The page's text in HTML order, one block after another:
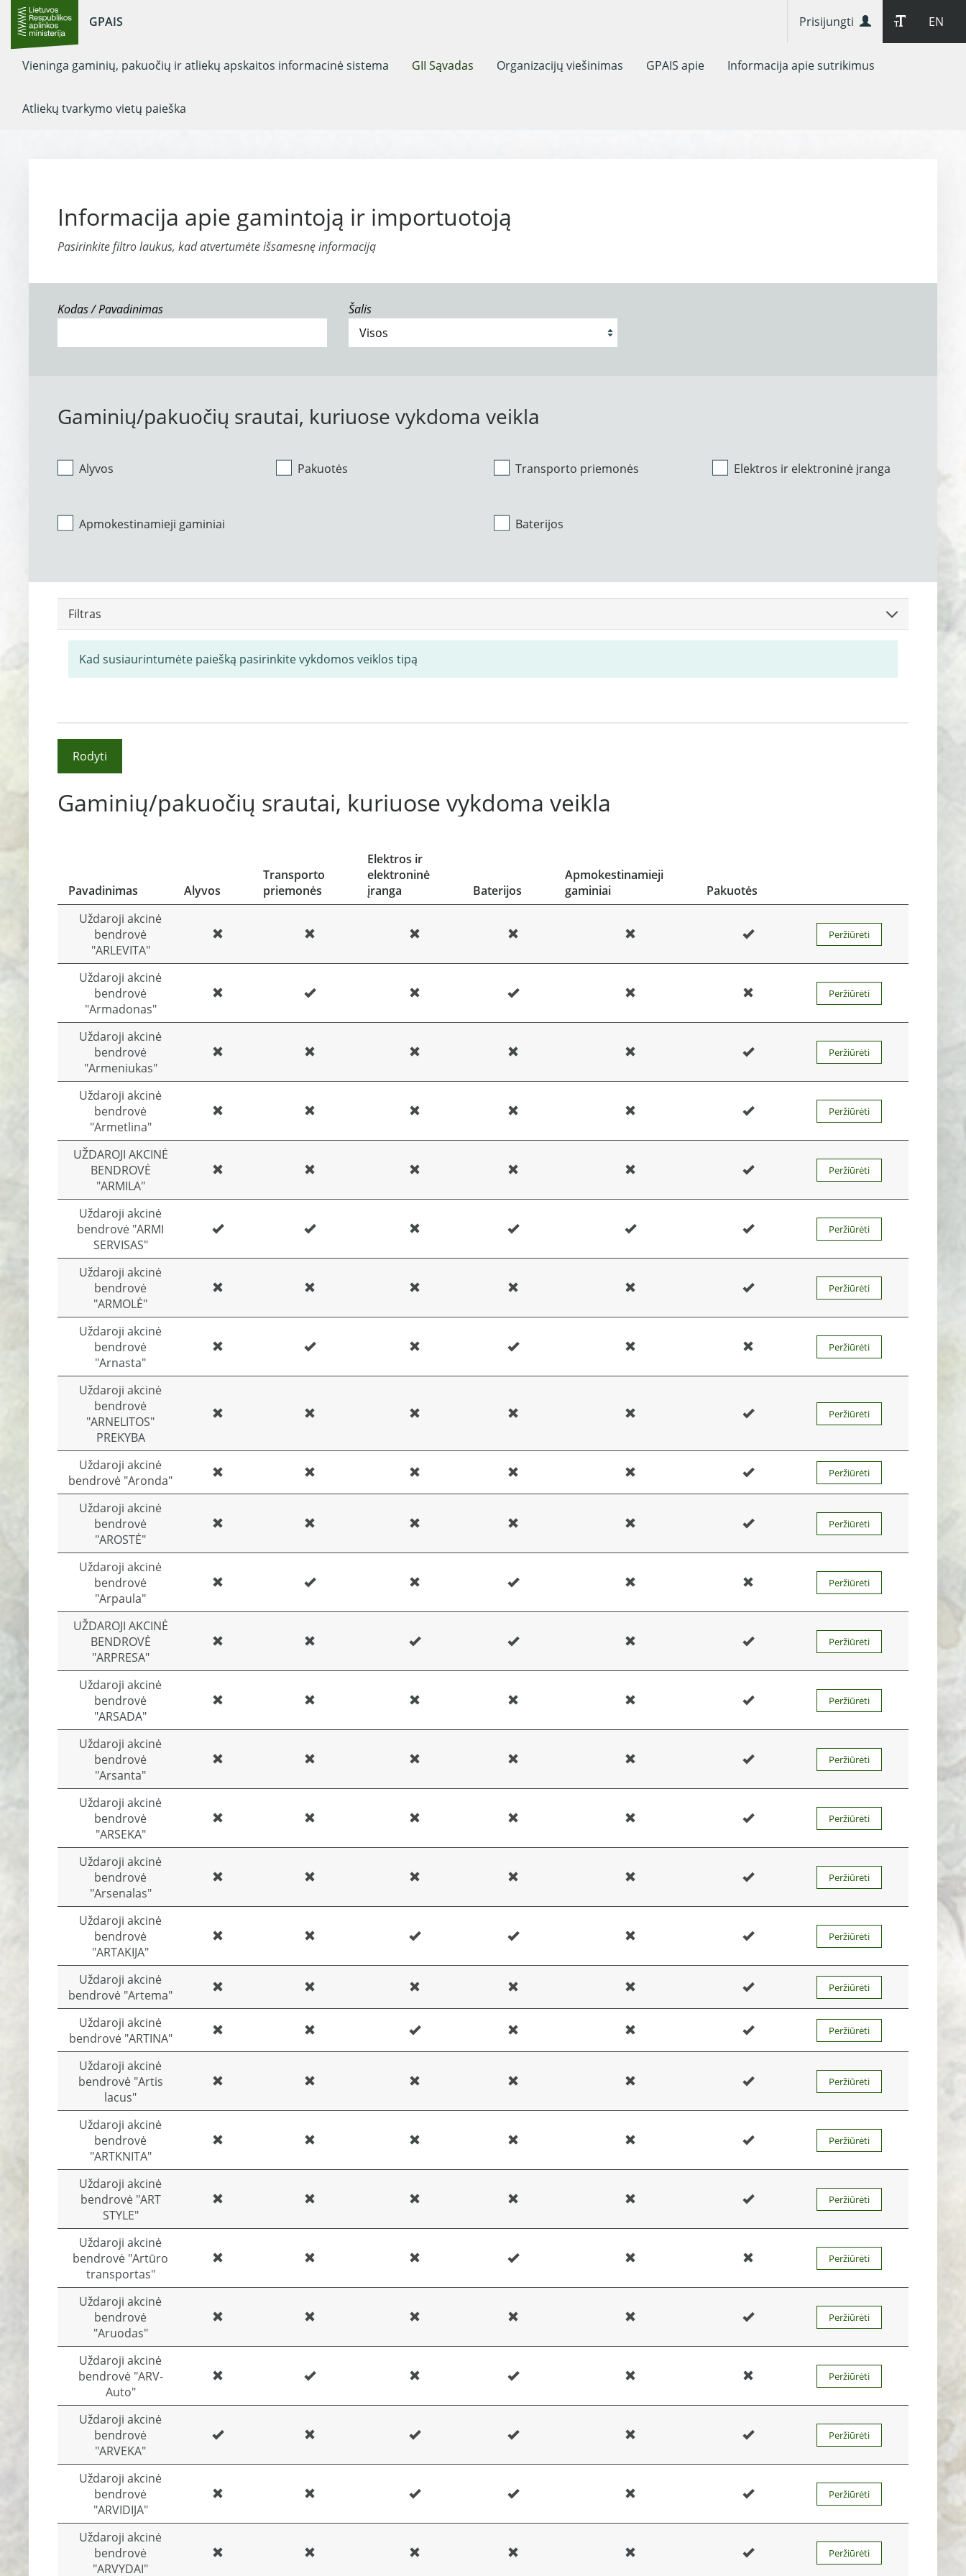
GPAIS EN
Prisijungti
Vieninga gaminių, pakuočių ir atliekų apskaitos informacinė sistema GII Sąvadas Organizacijų viešinimas GPAIS apie Informacija apie sutrikimus
Atliekų tvarkymo vietų paieška
Informacija apie gamintoją ir importuotoją
Pasirinkite filtro laukus, kad atvertumėte išsamesnę informaciją
Kodas / Pavadinimas Šalis
Gaminių/pakuočių srautai, kuriuose vykdoma veikla
Alyvos Pakuotės Transporto priemonės Elektros ir elektroninė įranga
Apmokestinamieji gaminiai Baterijos
Filtras
Kad susiaurintumėte paiešką pasirinkite vykdomos veiklos tipą
Rodyti
Gaminių/pakuočių srautai, kuriuose vykdoma veikla
Pavadinimas Alyvos
Transporto
priemonės
Elektros ir
elektroninė
įranga
Baterijos
Apmokestinamieji
gaminiai
Pakuotės
Uždaroji akcinė
bendrovė
"ARLEVITA"
Peržiūrėti
Uždaroji akcinė
bendrovė
"Armadonas"
Peržiūrėti
Uždaroji akcinė
bendrovė
"Armeniukas"
Peržiūrėti
Uždaroji akcinė
bendrovė
"Armetlina"
Peržiūrėti
UŽDAROJI AKCINĖ
BENDROVĖ
"ARMILA"
Peržiūrėti
Uždaroji akcinė
bendrovė "ARMI
SERVISAS"
Peržiūrėti
Uždaroji akcinė
bendrovė
"ARMOLĖ"
Peržiūrėti
Uždaroji akcinė
bendrovė
"Arnasta"
Peržiūrėti
Uždaroji akcinė
bendrovė
"ARNELITOS"
PREKYBA
Peržiūrėti
Uždaroji akcinė
bendrovė "Aronda"
Peržiūrėti
Uždaroji akcinė
bendrovė
"AROSTĖ"
Peržiūrėti
Uždaroji akcinė
bendrovė
"Arpaula"
Peržiūrėti
UŽDAROJI AKCINĖ
BENDROVĖ
"ARPRESA"
Peržiūrėti
Uždaroji akcinė
bendrovė
"ARSADA"
Peržiūrėti
Uždaroji akcinė
bendrovė
"Arsanta"
Peržiūrėti
Uždaroji akcinė
bendrovė
"ARSEKA"
Peržiūrėti
Uždaroji akcinė
bendrovė
"Arsenalas"
Peržiūrėti
Uždaroji akcinė
bendrovė
"ARTAKIJA"
Peržiūrėti
Uždaroji akcinė
bendrovė "Artema"
Peržiūrėti
Uždaroji akcinė
bendrovė "ARTINA"
Peržiūrėti
Uždaroji akcinė
bendrovė "Artis
lacus"
Peržiūrėti
Uždaroji akcinė
bendrovė
"ARTKNITA"
Peržiūrėti
Uždaroji akcinė
bendrovė "ART
STYLE"
Peržiūrėti
Uždaroji akcinė
bendrovė "Artūro
transportas"
Peržiūrėti
Uždaroji akcinė
bendrovė
"Aruodas"
Peržiūrėti
Uždaroji akcinė
bendrovė "ARV-
Auto"
Peržiūrėti
Uždaroji akcinė
bendrovė
"ARVEKA"
Peržiūrėti
Uždaroji akcinė
bendrovė
"ARVIDIJA"
Peržiūrėti
Uždaroji akcinė
bendrovė
"ARVYDAI"
Peržiūrėti